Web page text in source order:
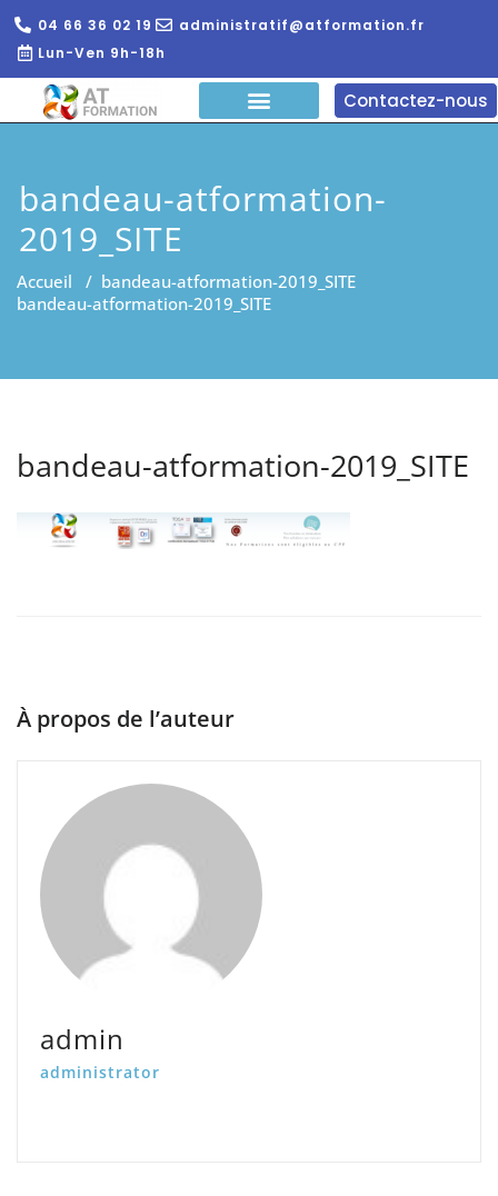
04 66 36 02 19
administratif@atformation.fr
Lun-Ven 9h-18h
Contactez-nous
bandeau-atformation-
2019_SITE
Accueil / bandeau-atformation-2019_SITE
bandeau-atformation-2019_SITE
bandeau-atformation-2019_SITE
À propos de l’auteur
admin
administrator